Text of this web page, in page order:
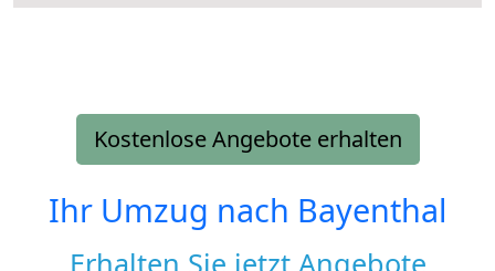
Kostenlose Angebote erhalten
Ihr Umzug nach Bayenthal
Erhalten Sie jetzt Angebote